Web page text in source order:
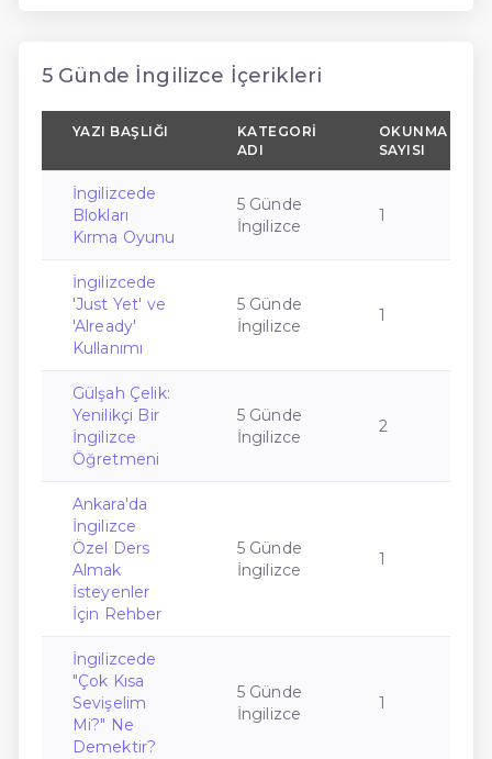
5 Günde İngilizce İçerikleri
YAZI BAŞLIĞI
KATEGORI
ADI
OKUNMA
SAYISI
İngilizcede
Blokları
Kırma Oyunu
5 Günde
İngilizce
1
İngilizcede
'Just Yet' ve
'Already'
Kullanımı
5 Günde
İngilizce
1
Gülşah Çelik:
Yenilikçi Bir
İngilizce
Öğretmeni
5 Günde
İngilizce
2
Ankara'da
İngilizce
Özel Ders
Almak
İsteyenler
İçin Rehber
5 Günde
İngilizce
1
İngilizcede
"Çok Kısa
Sevişelim
Mi?" Ne
Demektir?
5 Günde
İngilizce
1